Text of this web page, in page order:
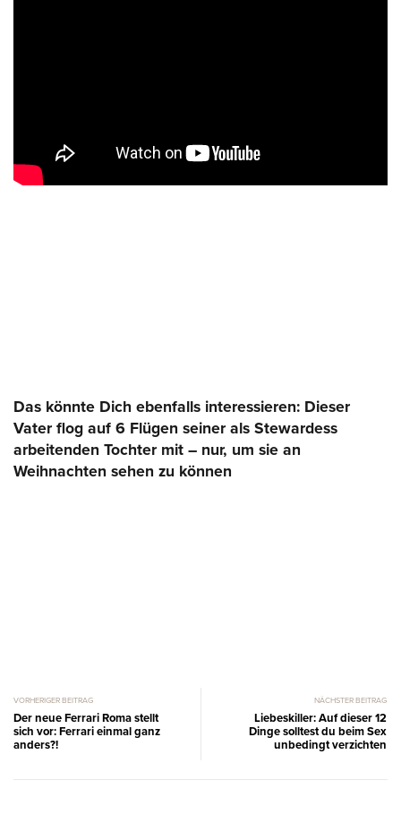
Das könnte Dich ebenfalls interessieren: Dieser
Vater flog auf 6 Flügen seiner als Stewardess
arbeitenden Tochter mit – nur, um sie an
Weihnachten sehen zu können
VORHERIGER BEITRAG
Der neue Ferrari Roma stellt
sich vor: Ferrari einmal ganz
anders?!
NÄCHSTER BEITRAG
Liebeskiller: Auf dieser 12
Dinge solltest du beim Sex
unbedingt verzichten